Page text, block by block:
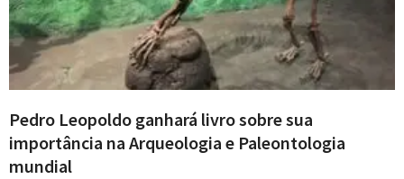
Pedro Leopoldo ganhará livro sobre sua
importância na Arqueologia e Paleontologia
mundial